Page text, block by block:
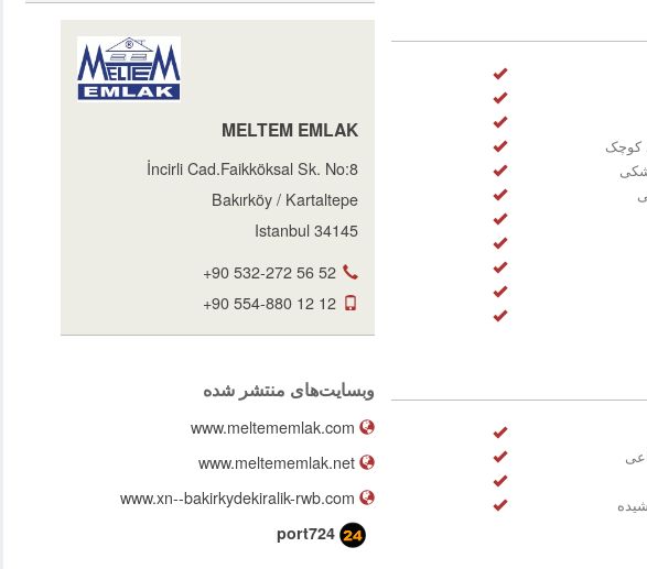
کوچک
MELTEM EMLAK
İncirli Cad.Faikköksal Sk. No:8
Bakırköy / Kartaltepe
34145 Istanbul
+90 532-272 56 52
+90 554-880 12 12
وبسایت‌های منتشر شده
www.meltememlak.net
port724